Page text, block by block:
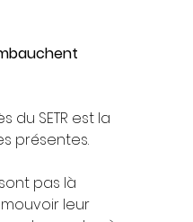
du SETR est la
présentes.
pas là
leur